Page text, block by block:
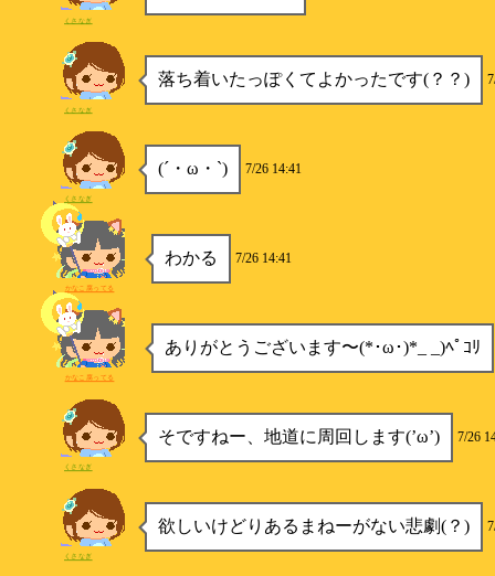
くさなぎ
落ち着いたっぽくてよかったです(？？)
くさなぎ
(´・ω・`) 7/26 14:41
くさなぎ
わかる 7/26 14:41
かなこ腐ってる
ありがとうございます〜(*･ω･)*_ _)ﾍﾟｺﾘ
かなこ腐ってる
そですねー、地道に周回します(’ω’) 7/26
くさなぎ
欲しいけどりあるまねーがない悲劇(？)
くさなぎ